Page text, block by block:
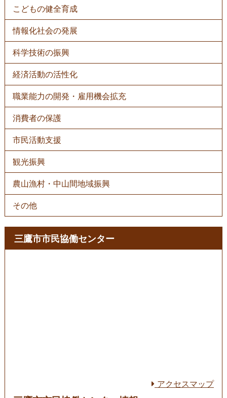
こどもの健全育成
情報化社会の発展
科学技術の振興
経済活動の活性化
職業能力の開発・雇用機会拡充
消費者の保護
市民活動支援
観光振興
農山漁村・中山間地域振興
その他
三鷹市市民協働センター
アクセスマップ